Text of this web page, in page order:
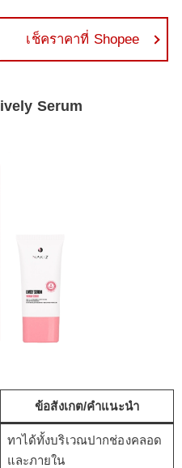
เช็คราคาที่ Shopee
Serum
ข้อสังเกต/คำแนะนำ
ทาได้ทั้งบริเวณปากช่องคลอด
และภายใน